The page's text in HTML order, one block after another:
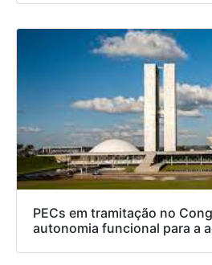
PECs em tramitação no
autonomia funcional para a